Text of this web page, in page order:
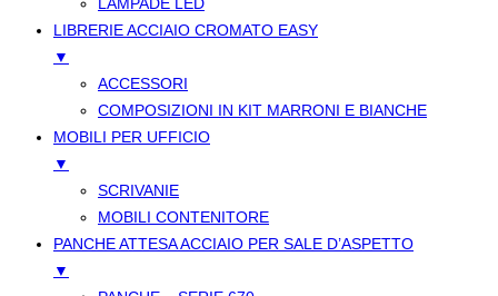
LIBRERIE ACCIAIO CROMATO EASY
▼
ACCESSORI
COMPOSIZIONI IN KIT MARRONI E BIANCHE
MOBILI PER UFFICIO
▼
SCRIVANIE
MOBILI CONTENITORE
PANCHE ATTESA ACCIAIO PER SALE D’ASPETTO
▼